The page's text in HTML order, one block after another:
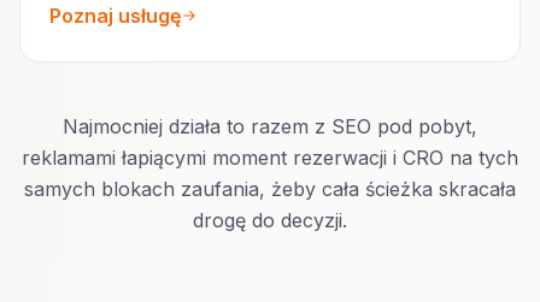
Poznaj usługę
Najmocniej działa to razem z SEO pod pobyt,
reklamami łapiącymi moment rezerwacji i CRO na tych
samych blokach zaufania, żeby cała ścieżka skracała
drogę do decyzji.